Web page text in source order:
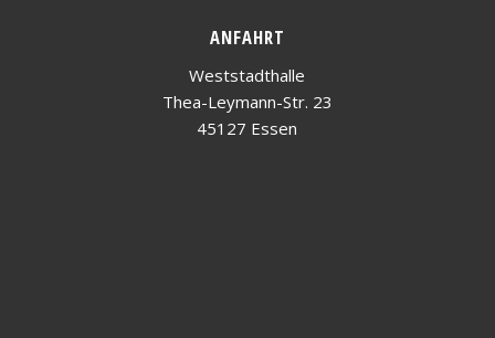
ANFAHRT
Weststadthalle
Thea-Leymann-Str. 23
45127 Essen